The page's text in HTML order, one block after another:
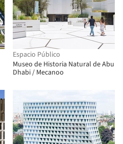
Espacio Público
Museo de Historia Natural de Abu
Dhabi / Mecanoo